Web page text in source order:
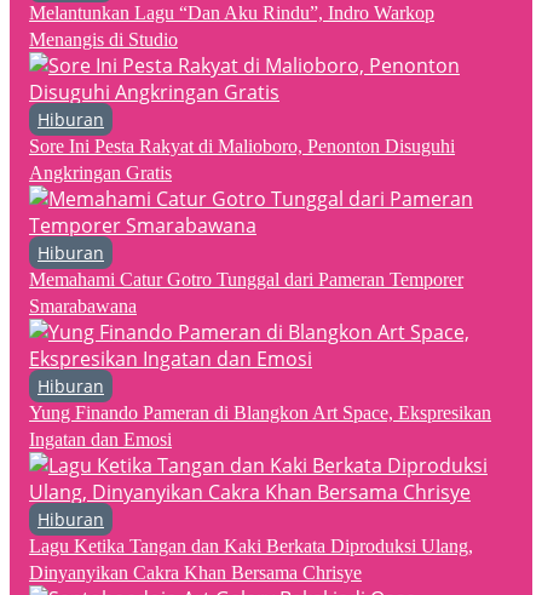
Melantunkan Lagu “Dan Aku Rindu”, Indro Warkop
Menangis di Studio
Hiburan
Sore Ini Pesta Rakyat di Malioboro, Penonton Disuguhi
Angkringan Gratis
Hiburan
Memahami Catur Gotro Tunggal dari Pameran Temporer
Smarabawana
Hiburan
Yung Finando Pameran di Blangkon Art Space, Ekspresikan
Ingatan dan Emosi
Hiburan
Lagu Ketika Tangan dan Kaki Berkata Diproduksi Ulang,
Dinyanyikan Cakra Khan Bersama Chrisye